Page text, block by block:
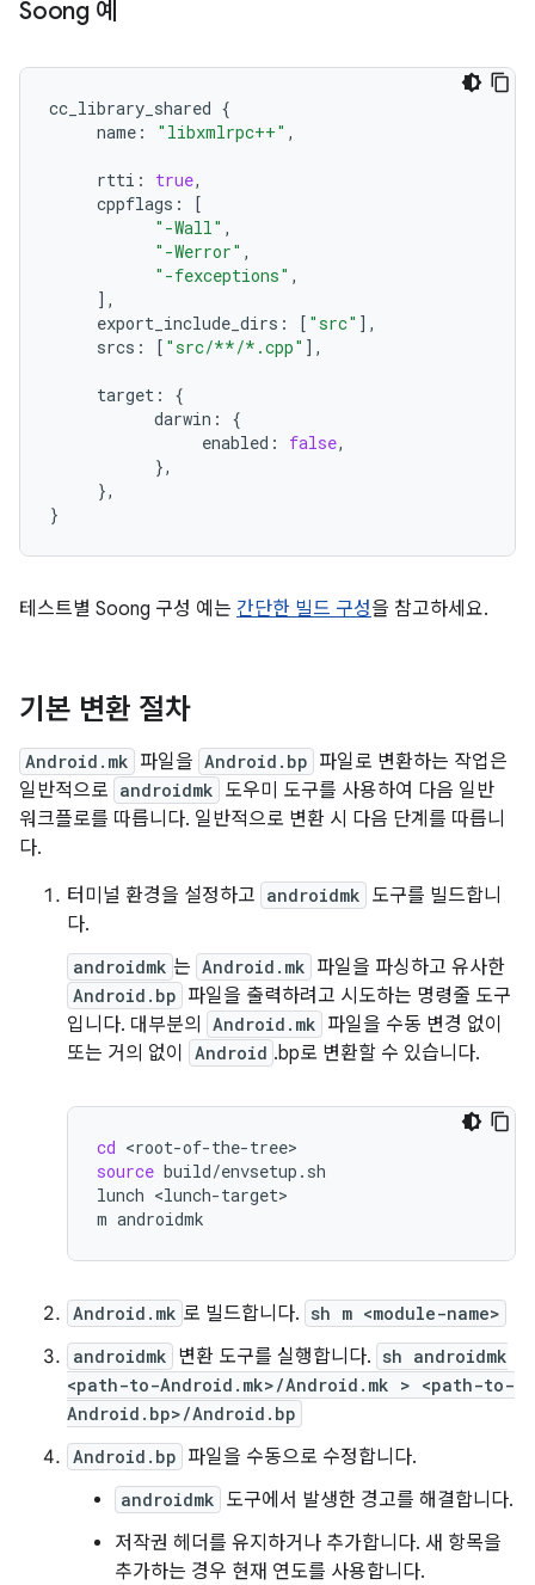
Soong 예
cc_library_shared {
name : "libxmlrpc++" ,
rtti : true,
cppflags :
[
"-Wall" ,
"-Werror" ,
"-fexceptions" ,
],
export_include_dirs : [ "src" ],
srcs : [ "src/**/*.cpp" ],
target :
{
darwin :
{
enabled : false,
},
},
}
테스트별 Soong 구성 예는 간단한 빌드 구성을 참고하세요.
기본 변환 절차
Android.mk 파일을 Android.bp 파일로 변환하는 작업은
일반적으로 androidmk 도우미 도구를 사용하여 다음 일반
워크플로를 따릅니다. 일반적으로 변환 시 다음 단계를 따릅니
다.
터미널 환경을 설정하고 androidmk 도구를 빌드합니
다.
androidmk 는 Android.mk 파일을 파싱하고 유사한
Android.bp 파일을 출력하려고 시도하는 명령줄 도구
입니다. 대부분의
Android.mk 파일을 수동 변경 없이
또는 거의 없이
Android .bp로 변환할 수 있습니다.
cd
source build/envsetup.sh
lunch <lunch-target>
m
Android.mk 로 빌드합니다. sh m <module-name>
androidmk 변환 도구를 실행합니다. sh androidmk
<path-to-Android.mk>/Android.mk > <path-to-
Android.bp>/Android.bp
Android.bp 파일을 수동으로 수정합니다.
androidmk 도구에서 발생한 경고를 해결합니다.
저작권 헤더를 유지하거나 추가합니다. 새 항목을
추가하는 경우 현재 연도를 사용합니다.